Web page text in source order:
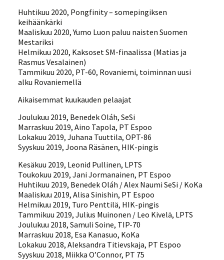
Huhtikuu 2020, Pongfinity – somepingiksen
keihäänkärki
Maaliskuu 2020, Yumo Luon paluu naisten Suomen
Mestariksi
Helmikuu 2020, Kaksoset SM-finaalissa (Matias ja
Rasmus Vesalainen)
Tammikuu 2020, PT-60, Rovaniemi, toiminnan uusi
alku Rovaniemellä
Aikaisemmat kuukauden pelaajat
Joulukuu 2019, Benedek Oláh, SeSi
Marraskuu 2019, Aino Tapola, PT Espoo
Lokakuu 2019, Juhana Tuuttila, OPT-86
Syyskuu 2019, Joona Räsänen, HIK-pingis
Kesäkuu 2019, Leonid Pullinen, LPTS
Toukokuu 2019, Jani Jormanainen, PT Espoo
Huhtikuu 2019, Benedek Oláh / Alex Naumi SeSi / KoKa
Maaliskuu 2019, Alisa Sinishin, PT Espoo
Helmikuu 2019, Turo Penttilä, HIK-pingis
Tammikuu 2019, Julius Muinonen / Leo Kivelä, LPTS
Joulukuu 2018, Samuli Soine, TIP-70
Marraskuu 2018, Esa Kanasuo, KoKa
Lokakuu 2018, Aleksandra Titievskaja, PT Espoo
Syyskuu 2018, Miikka O’Connor, PT 75